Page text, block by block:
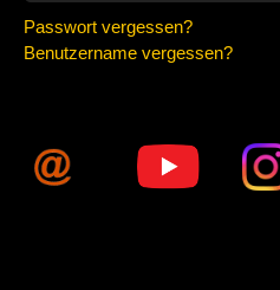
Passwort vergessen?
Benutzername vergessen?